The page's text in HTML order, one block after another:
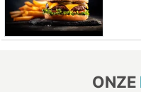
ONZE